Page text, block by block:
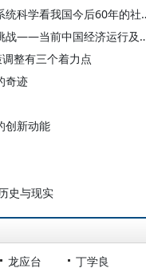
钱学森：新技术革命
王宏淼：结构转变中的供需矛盾与体
整有三个着力点
奇迹
创新动能
史与现实
龙应台 丁学良